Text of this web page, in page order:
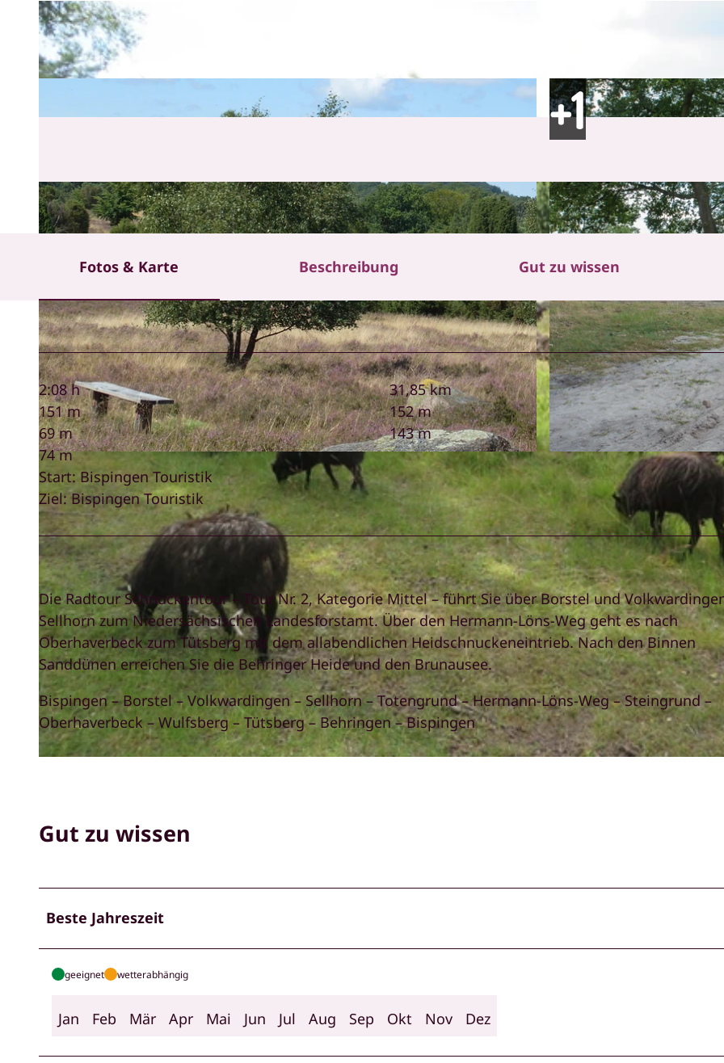
© Bispingen Touristik | © Bispingen Touristik | CC-BY-SA
Fotos & Karte Beschreibung Gut zu wissen
2:08 h
31,85 km
151 m
152 m
69 m
143 m
74 m
Start: Bispingen Touristik
Ziel: Bispingen Touristik
Die Radtour Schnuckentour – Tour Nr. 2, Kategorie Mittel – führt Sie über Borstel und
Sellhorn zum Niedersächsischen Landesforstamt. Über den Hermann-Löns-Weg geht es nach
Oberhaverbeck zum Tütsberg mit dem allabendlichen Heidschnuckeneintrieb. Nach den Binnen
Sanddünen erreichen Sie die Behringer Heide und den Brunausee.
Bispingen – Borstel – Volkwardingen – Sellhorn – Totengrund – Hermann-Löns-Weg – Steingrund –
Oberhaverbeck – Wulfsberg – Tütsberg – Behringen – Bispingen
Gut zu wissen
Beste Jahreszeit
geeignet wetterabhängig
Jan Feb Mär Apr Mai Jun Jul Aug Sep Okt Nov Dez